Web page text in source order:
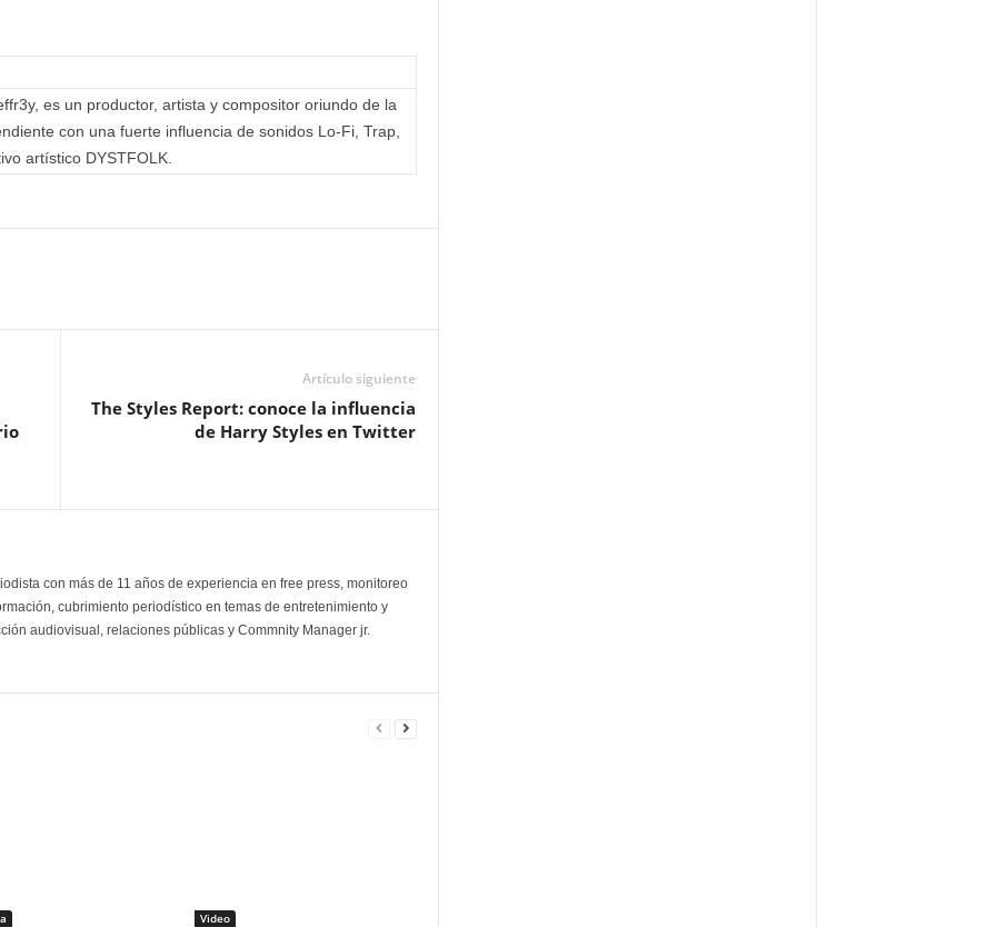
es un productor, artista y compositor oriundo de la
con una fuerte influencia de sonidos Lo-Fi, Trap,
artístico DYSTFOLK.
Artículo siguiente
The Styles Report: conoce la influencia
de Harry Styles en Twitter
con más de 11 años de experiencia en free press, monitoreo
cubrimiento periodístico en temas de entretenimiento y
audiovisual, relaciones públicas y Commnity Manager jr.
Video